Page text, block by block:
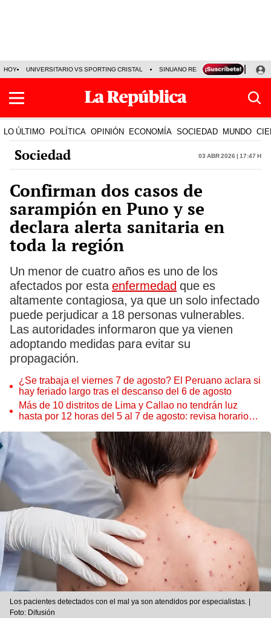
HOY UNIVERSITARIO VS SPORTING CRISTAL SINUANO RESULTADOS HOY
LO ÚLTIMO POLÍTICA OPINIÓN ECONOMÍA SOCIEDAD MUNDO
Sociedad 03 Abr 2026 | 17:47 h
Confirman dos casos de
sarampión en Puno y se
declara alerta sanitaria en
toda la región
Un menor de cuatro años es uno de los
afectados por esta enfermedad que es
altamente contagiosa, ya que un solo infectado
puede perjudicar a 18 personas vulnerables.
Las autoridades informaron que ya vienen
adoptando medidas para evitar su
propagación.
¿Se trabaja el viernes 7 de agosto? El Peruano aclara si
hay feriado largo tras el descanso del 6 de agosto
Más de 10 distritos de Lima y Callao no tendrán luz
hasta por 12 horas del 5 al 7 de agosto: revisa horarios y
Los pacientes detectados con el mal ya son atendidos por especialistas. |
Foto: Difusión